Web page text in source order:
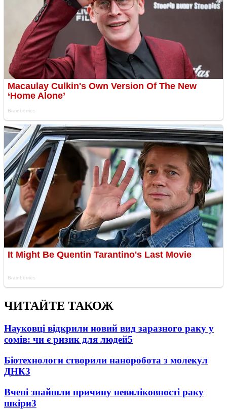
ЧИТАЙТЕ ТАКОЖ
Науковці відкрили новий вид заразного раку у
сомів: чи є ризик для людей5
Біотехнологи створили наноробота з молекул
ДНК3
Вчені знайшли причину невиліковності раку
шкіри3